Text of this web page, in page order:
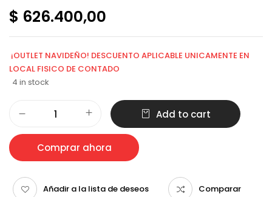
$ 626.400,00
¡OUTLET NAVIDEÑO! DESCUENTO APLICABLE UNICAMENTE EN
LOCAL FISICO DE CONTADO
4 in stock
Add to cart
Comprar ahora
Añadir a la lista de deseos Comparar